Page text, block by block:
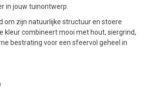
in jouw tuinontwerp.
om zijn natuurlijke structuur en stoere
kleur combineert mooi met hout, siergrind,
bestrating voor een sfeervol geheel in